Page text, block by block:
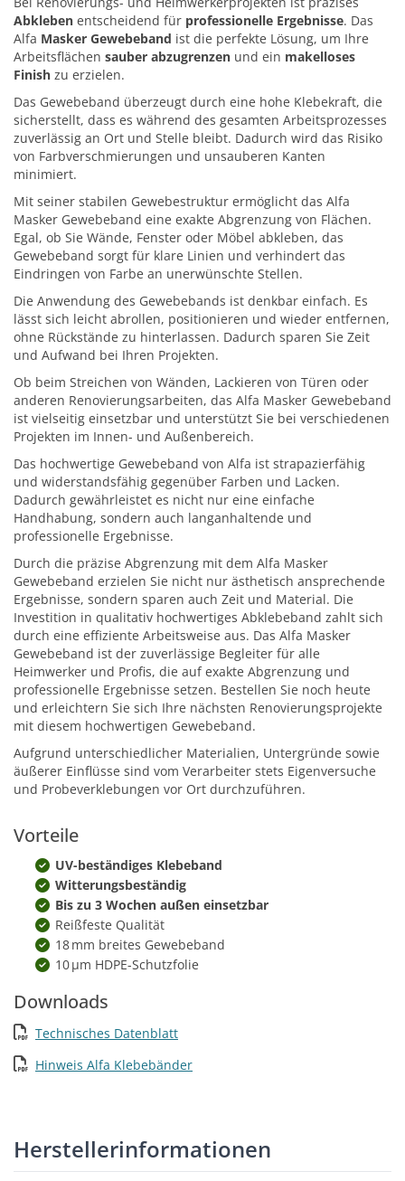
Abkleben entscheidend für professionelle Ergebnisse. Das
Alfa Masker Gewebeband ist die perfekte Lösung, um Ihre
Arbeitsflächen sauber abzugrenzen und ein makelloses
Finish zu erzielen.
Das Gewebeband überzeugt durch eine hohe Klebekraft, die
sicherstellt, dass es während des gesamten Arbeitsprozesses
zuverlässig an Ort und Stelle bleibt. Dadurch wird das Risiko
von Farbverschmierungen und unsauberen Kanten
minimiert.
Mit seiner stabilen Gewebestruktur ermöglicht das Alfa
Masker Gewebeband eine exakte Abgrenzung von Flächen.
Egal, ob Sie Wände, Fenster oder Möbel abkleben, das
Gewebeband sorgt für klare Linien und verhindert das
Eindringen von Farbe an unerwünschte Stellen.
Die Anwendung des Gewebebands ist denkbar einfach. Es
lässt sich leicht abrollen, positionieren und wieder entfernen,
ohne Rückstände zu hinterlassen. Dadurch sparen Sie Zeit
und Aufwand bei Ihren Projekten.
Ob beim Streichen von Wänden, Lackieren von Türen oder
anderen Renovierungsarbeiten, das Alfa Masker Gewebeband
ist vielseitig einsetzbar und unterstützt Sie bei verschiedenen
Projekten im Innen- und Außenbereich.
Das hochwertige Gewebeband von Alfa ist strapazierfähig
und widerstandsfähig gegenüber Farben und Lacken.
Dadurch gewährleistet es nicht nur eine einfache
Handhabung, sondern auch langanhaltende und
professionelle Ergebnisse.
Durch die präzise Abgrenzung mit dem Alfa Masker
Gewebeband erzielen Sie nicht nur ästhetisch ansprechende
Ergebnisse, sondern sparen auch Zeit und Material. Die
Investition in qualitativ hochwertiges Abklebeband zahlt sich
durch eine effiziente Arbeitsweise aus. Das Alfa Masker
Gewebeband ist der zuverlässige Begleiter für alle
Heimwerker und Profis, die auf exakte Abgrenzung und
professionelle Ergebnisse setzen. Bestellen Sie noch heute
und erleichtern Sie sich Ihre nächsten Renovierungsprojekte
mit diesem hochwertigen Gewebeband.
Aufgrund unterschiedlicher Materialien, Untergründe sowie
äußerer Einflüsse sind vom Verarbeiter stets Eigenversuche
und Probeverklebungen vor Ort durchzuführen.
Vorteile
UV-beständiges Klebeband
Witterungsbeständig
Bis zu 3 Wochen außen einsetzbar
Reißfeste Qualität
18 mm breites Gewebeband
10 µm HDPE-Schutzfolie
Downloads
Technisches Datenblatt
Hinweis Alfa Klebebänder
Herstellerinformationen